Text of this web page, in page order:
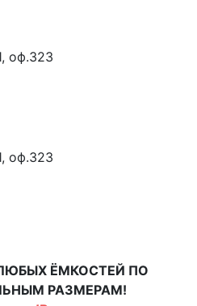
оф.323
оф.323
ЁМКОСТЕЙ ПО
РАЗМЕРАМ!